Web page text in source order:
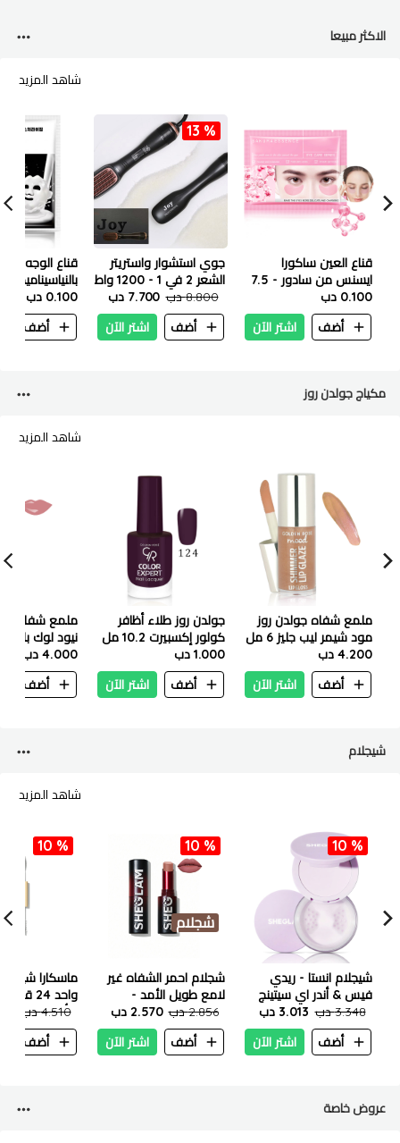
الاكثر مبيعا
شاهد المزيد
قناع العين ساكورا
ايسنس من سادور - 7.5
جم
0.100 دب
أضف
اشتر الآن
13 %
جوي استشوار واستريتر
الشعر 2 في 1 - 1200 واط
8.800 دب
7.700 دب
أضف
اشتر الآن
قناع الوجه
بالنياسيناميد
25 مل
0.100 دب
أضف
مكياج جولدن روز
شاهد المزيد
ملمع شفاه جولدن روز
مود شيمر ليب جليز 6 مل
- 253 صن سيت جليز
4.200 دب
أضف
اشتر الآن
جولدن روز طلاء أظافر
كولور إكسبيرت 10.2 مل
-124
1.000 دب
أضف
اشتر الآن
ملمع شفاه
نيود لوك
بينكي نيود
4.000 دب
أضف
شيجلام
شاهد المزيد
10 %
شيجلام انستا - ريدي
فيس & أندر اي سيتينج
بودر دو 7 ج - Taro
3.348 دب
3.013 دب
أضف
اشتر الآن
شجلام
10 %
شجلام احمر الشفاه غير
لامع طويل الأمد -
باسيون
2.856 دب
2.570 دب
أضف
اشتر الآن
10 %
ماسكارا
واحد 24
مقاوم للماء
4.510 دب
أضف
عروض خاصة